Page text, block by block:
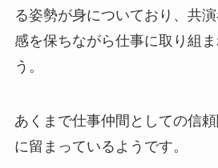
る姿勢が身についており、共
感を保ちながら仕事に取り組
う。
あくまで仕事仲間としての信
に留まっているようです。